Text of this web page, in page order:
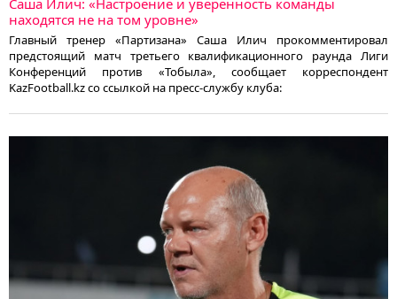
находятся не на том уровне»
Главный тренер «Партизана» Саша Илич прокомментировал
предстоящий матч третьего квалификационного раунда Лиги
Конференций против «Тобыла», сообщает корреспондент
KazFootball.kz со ссылкой на пресс-службу клуба: